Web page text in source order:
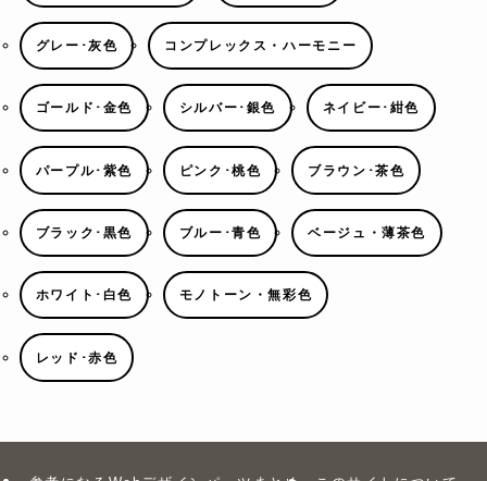
グレー･灰色 コンプレックス・ハーモニー
ゴールド･金色 シルバー･銀色 ネイビー･紺色
パープル･紫色 ピンク･桃色 ブラウン･茶色
ブラック･黒色 ブルー･青色 ベージュ・薄茶色
ホワイト･白色 モノトーン・無彩色
レッド･赤色